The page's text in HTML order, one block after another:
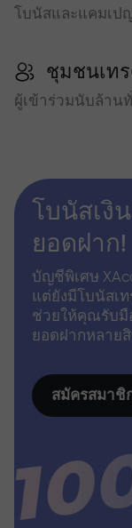
โบนัสและแคมเป
ชุมชนเทร
ผู้เข้าร่วมนับล้าน
โบนัสเงิ
ยอดฝาก!
บัญชีพิเศษ
แต่ยังมีโบนัสเท
ช่วยให้คุณรับมื
ยอดฝากหลายสิ
สมัครสมาชิ